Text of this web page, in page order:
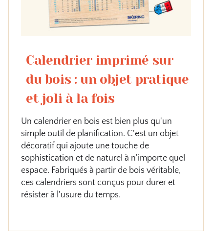
Calendrier imprimé sur
du bois : un objet pratique
et joli à la fois
Un calendrier en bois est bien plus qu'un
simple outil de planification. C'est un objet
décoratif qui ajoute une touche de
sophistication et de naturel à n'importe quel
espace. Fabriqués à partir de bois véritable,
ces calendriers sont conçus pour durer et
résister à l'usure du temps.